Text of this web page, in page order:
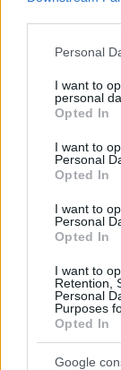
Please note
not limited to
grant or deny
use your data
consent section.
Personal
I want to
personal
Opted In
I want to
Personal
Opted In
I want to
Personal
Opted In
I want to
Retention,
Personal
Purposes
Opted In
Google
Ο «Δράκος»
προβλήματα
η αστυνομία
ελεύθερο
07.08.2026, 22:54